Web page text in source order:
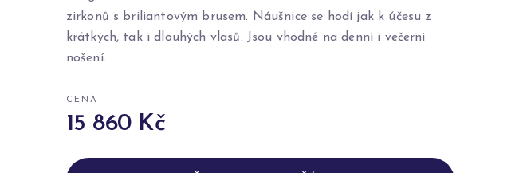
zirkonů s briliantovým brusem. Náušnice se hodí jak k účesu z
krátkých, tak i dlouhých vlasů. Jsou vhodné na denní i večerní
nošení.
CENA
15 860 Kč